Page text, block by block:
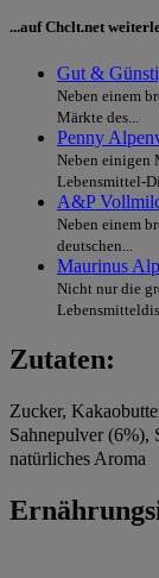
...auf Chclt.net
Gut &
Neben einem
Märkte des...
Penny
Neben einigen
Lebensmittel-
A&P
Neben einem
deutschen...
Maurinus
Nicht nur die
Zutaten:
Zucker,
Sahnepulver (6%),
natürliches Aroma